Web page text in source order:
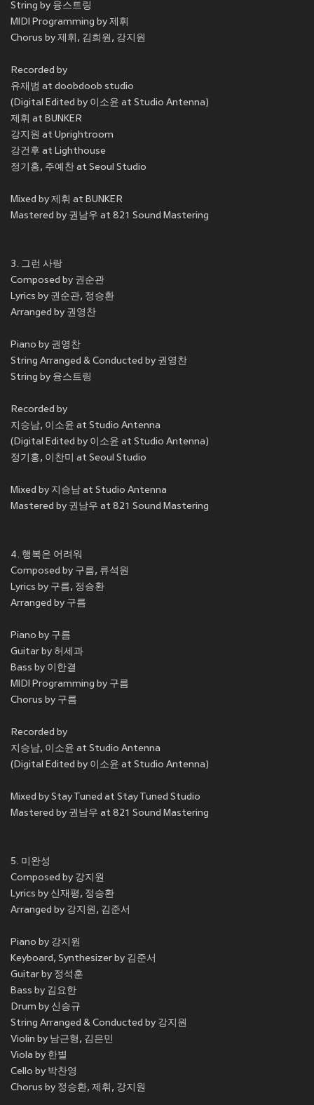
String by 융스트링
MIDI Programming by 제휘
Chorus by 제휘, 김희원, 강지원
Recorded by
유재범 at doobdoob studio
(Digital Edited by 이소윤 at Studio Antenna)
제휘 at BUNKER
강지원 at Uprightroom
강건후 at Lighthouse
정기홍, 주예찬 at Seoul Studio
Mixed by 제휘 at BUNKER
Mastered by 권남우 at 821 Sound Mastering
3. 그런 사랑
Composed by 권순관
Lyrics by 권순관, 정승환
Arranged by 권영찬
Piano by 권영찬
String Arranged & Conducted by 권영찬
String by 융스트링
Recorded by
지승남, 이소윤 at Studio Antenna
(Digital Edited by 이소윤 at Studio Antenna)
정기홍, 이찬미 at Seoul Studio
Mixed by 지승남 at Studio Antenna
Mastered by 권남우 at 821 Sound Mastering
4. 행복은 어려워
Composed by 구름, 류석원
Lyrics by 구름, 정승환
Arranged by 구름
Piano by 구름
Guitar by 허세과
Bass by 이한결
MIDI Programming by 구름
Chorus by 구름
Recorded by
지승남, 이소윤 at Studio Antenna
(Digital Edited by 이소윤 at Studio Antenna)
Mixed by Stay Tuned at Stay Tuned Studio
Mastered by 권남우 at 821 Sound Mastering
5. 미완성
Composed by 강지원
Lyrics by 신재평, 정승환
Arranged by 강지원, 김준서
Piano by 강지원
Keyboard, Synthesizer by 김준서
Guitar by 정석훈
Bass by 김요한
Drum by 신승규
String Arranged & Conducted by 강지원
Violin by 남근형, 김은민
Viola by 한별
Cello by 박찬영
Chorus by 정승환, 제휘, 강지원